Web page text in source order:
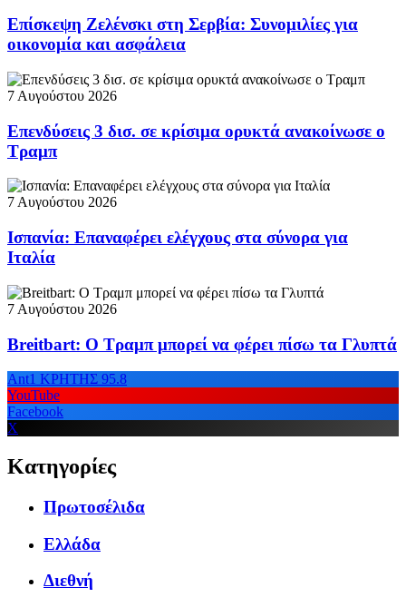
Επίσκεψη Ζελένσκι στη Σερβία: Συνομιλίες για
οικονομία και ασφάλεια
7 Αυγούστου 2026
Επενδύσεις 3 δισ. σε κρίσιμα ορυκτά ανακοίνωσε ο
Τραμπ
7 Αυγούστου 2026
Ισπανία: Επαναφέρει ελέγχους στα σύνορα για
Ιταλία
7 Αυγούστου 2026
Breitbart: Ο Τραμπ μπορεί να φέρει πίσω τα Γλυπτά
Ant1 ΚΡΗΤΗΣ 95.8
YouTube
Facebook
X
Κατηγορίες
Πρωτοσέλιδα
Ελλάδα
Διεθνή